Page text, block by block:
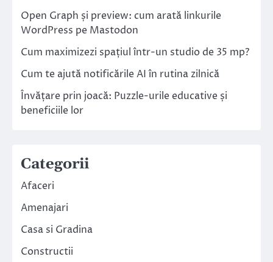
Open Graph și preview: cum arată linkurile
WordPress pe Mastodon
Cum maximizezi spațiul într-un studio de 35 mp?
Cum te ajută notificările AI în rutina zilnică
Învățare prin joacă: Puzzle-urile educative și
beneficiile lor
Categorii
Afaceri
Amenajari
Casa si Gradina
Constructii